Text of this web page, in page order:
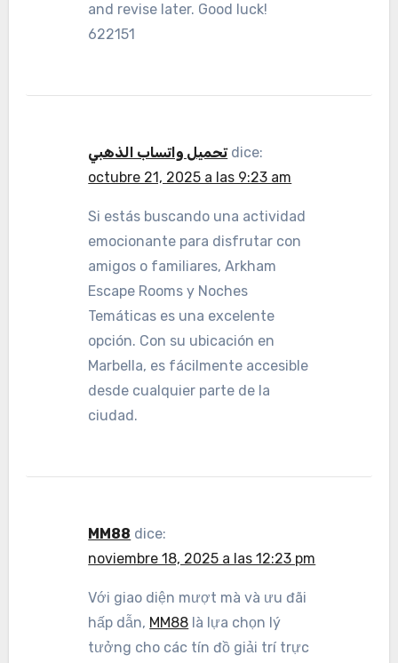
and revise later. Good luck!
622151
تحميل واتساب الذهبي dice:
octubre 21, 2025 a las 9:23 am
Si estás buscando una actividad
emocionante para disfrutar con
amigos o familiares, Arkham
Escape Rooms y Noches
Temáticas es una excelente
opción. Con su ubicación en
Marbella, es fácilmente accesible
desde cualquier parte de la
ciudad.
MM88 dice:
noviembre 18, 2025 a las 12:23 pm
Với giao diện mượt mà và ưu đãi
hấp dẫn, MM88 là lựa chọn lý
tưởng cho các tín đồ giải trí trực